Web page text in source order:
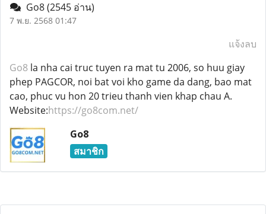
Go8(2545 อ่าน)
7 พ.ย. 2568 01:47
แจ้งลบ
Go8 la nha cai truc tuyen ra mat tu 2006, so huu giay
phep PAGCOR, noi bat voi kho game da dang, bao mat
cao, phuc vu hon 20 trieu thanh vien khap chau A.
Website:https://go8com.net/
Go8
สมาชิก